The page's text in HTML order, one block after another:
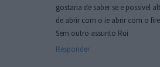
gostaria de saber se e possivel
de abrir com o ie abrir com o
Sem outro assunto Rui
Responder